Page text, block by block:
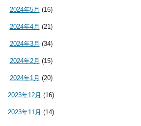
2024年5月 (16)
2024年4月 (21)
2024年3月 (34)
2024年2月 (15)
2024年1月 (20)
2023年12月 (16)
2023年11月 (14)